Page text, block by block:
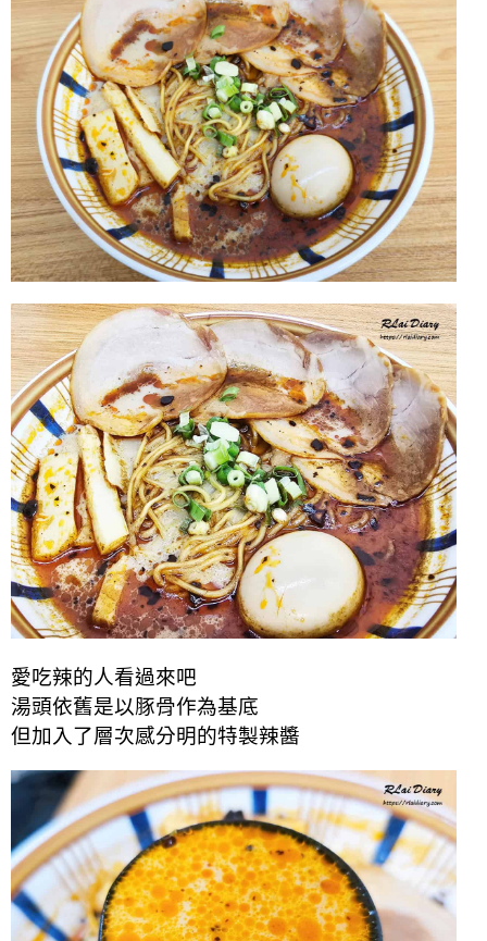
愛吃辣的人看過來吧
湯頭依舊是以豚骨作為基底
但加入了層次感分明的特製辣醬